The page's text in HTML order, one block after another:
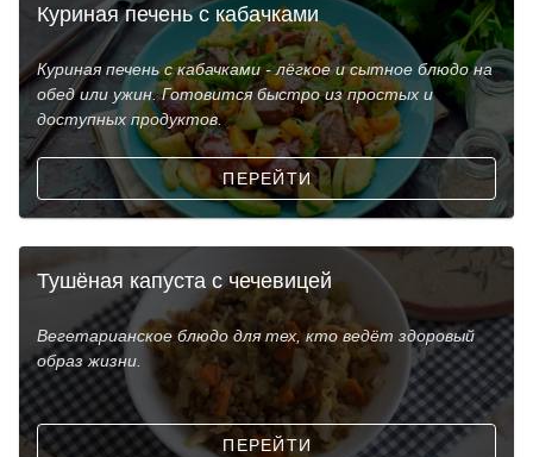
Куриная печень с кабачками
Куриная печень с кабачками - лёгкое и сытное блюдо на
обед или ужин. Готовится быстро из простых и
доступных продуктов.
ПЕРЕЙТИ
Тушёная капуста с чечевицей
Вегетарианское блюдо для тех, кто ведёт здоровый
образ жизни.
ПЕРЕЙТИ